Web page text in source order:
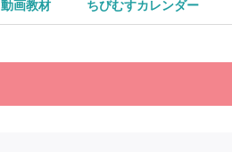
動画教材 ちびむすカレンダー